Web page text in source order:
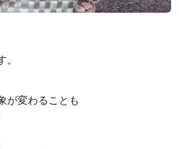
が変わることも